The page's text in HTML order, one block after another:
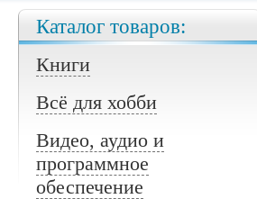
Каталог товаров:
Книги
Всё для хобби
Видео, аудио и
программное
обеспечение